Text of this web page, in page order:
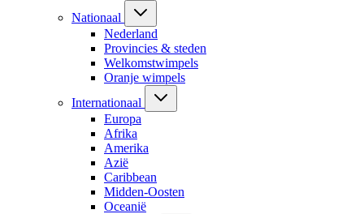
Nationaal
Nederland
Provincies & steden
Welkomstwimpels
Oranje wimpels
Internationaal
Europa
Afrika
Amerika
Azië
Caribbean
Midden-Oosten
Oceanië